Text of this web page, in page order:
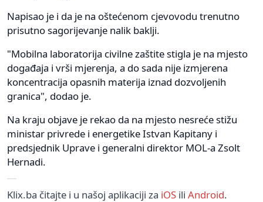
Napisao je i da je na oštećenom cjevovodu trenutno
prisutno sagorijevanje nalik baklji.
"Mobilna laboratorija civilne zaštite stigla je na mjesto
događaja i vrši mjerenja, a do sada nije izmjerena
koncentracija opasnih materija iznad dozvoljenih
granica", dodao je.
Na kraju objave je rekao da na mjesto nesreće stižu
ministar privrede i energetike Istvan Kapitany i
predsjednik Uprave i generalni direktor MOL-a Zsolt
Hernadi.
Klix.ba čitajte i u našoj aplikaciji za iOS ili Android.